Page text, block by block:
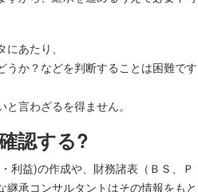
あたり、
か？などを判断することは困難です
言わざるを得ません。
認する?
利益)の作成や、財務諸表（ＢＳ、Ｐ
承コンサルタントはその情報をもと